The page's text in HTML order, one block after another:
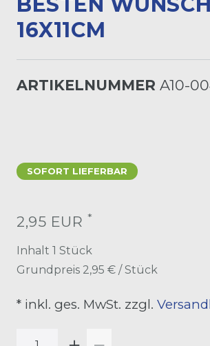
6X11CM
ARTIKELNUMMER A10-
SOFORT LIEFERBAR
2,95 EUR *
Inhalt 1 Stück
Grundpreis 2,95 € / Stück
* inkl. ges. MwSt. zzgl.